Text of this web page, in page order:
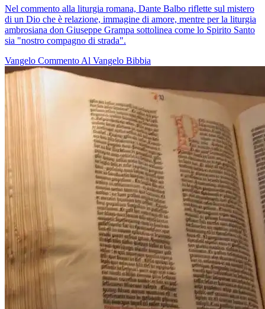
Nel commento alla liturgia romana, Dante Balbo riflette sul mistero
di un Dio che è relazione, immagine di amore, mentre per la liturgia
ambrosiana don Giuseppe Grampa sottolinea come lo Spirito Santo
sia "nostro compagno di strada".
Vangelo Commento Al Vangelo Bibbia